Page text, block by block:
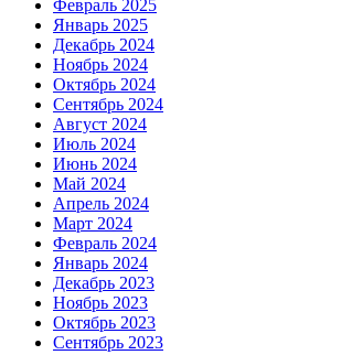
Февраль 2025
Январь 2025
Декабрь 2024
Ноябрь 2024
Октябрь 2024
Сентябрь 2024
Август 2024
Июль 2024
Июнь 2024
Май 2024
Апрель 2024
Март 2024
Февраль 2024
Январь 2024
Декабрь 2023
Ноябрь 2023
Октябрь 2023
Сентябрь 2023